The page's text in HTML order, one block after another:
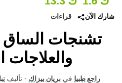
قراءات شارك الآن
تشنجات الساق
والعلاجات
راجع طبيا في بريان بيزاك - تأليف